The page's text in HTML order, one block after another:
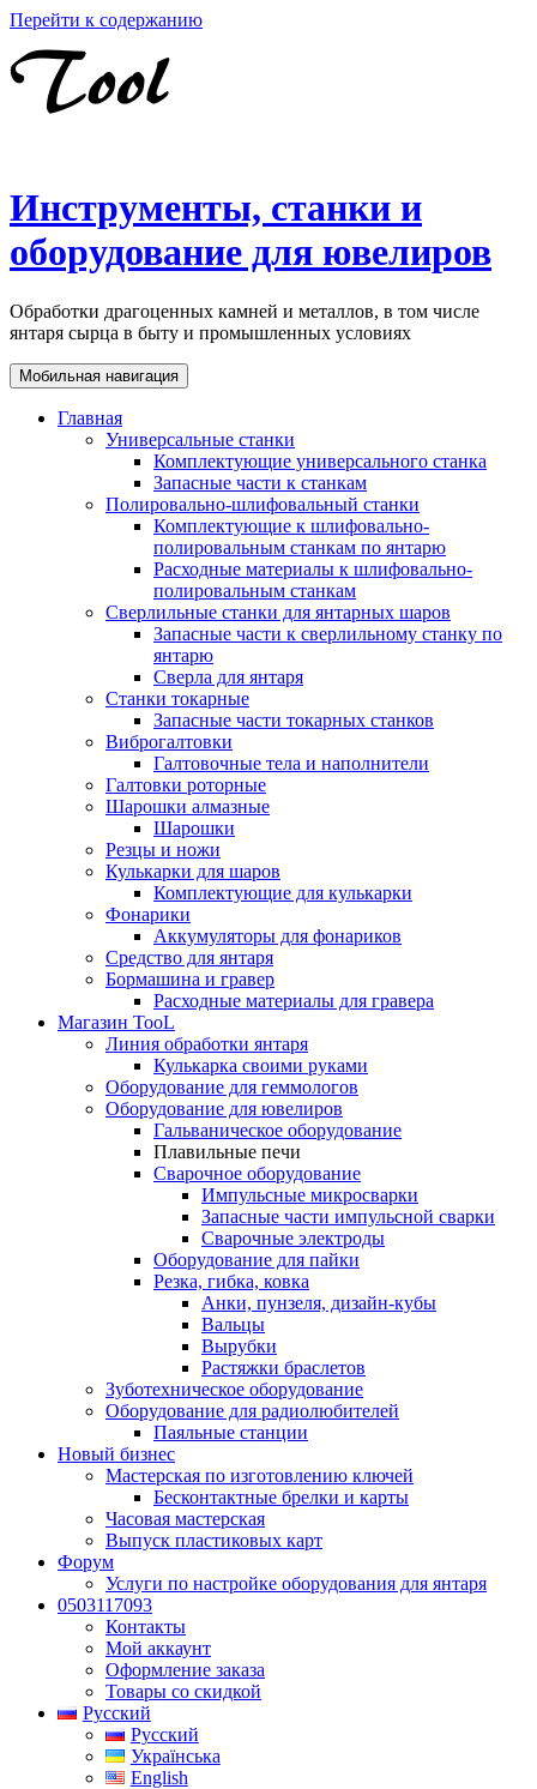
Перейти к содержанию
Инструменты, станки и
оборудование для ювелиров
Обработки драгоценных камней и металлов, в том числе
янтаря сырца в быту и промышленных условиях
Мобильная навигация
Главная
Универсальные станки
Комплектующие универсального станка
Запасные части к станкам
Полировально-шлифовальный станки
Комплектующие к шлифовально-
полировальным станкам по янтарю
Расходные материалы к шлифовально-
полировальным станкам
Сверлильные станки для янтарных шаров
Запасные части к сверлильному станку по
янтарю
Сверла для янтаря
Станки токарные
Запасные части токарных станков
Виброгалтовки
Галтовочные тела и наполнители
Галтовки роторные
Шарошки алмазные
Шарошки
Резцы и ножи
Кулькарки для шаров
Комплектующие для кулькарки
Фонарики
Аккумуляторы для фонариков
Средство для янтаря
Бормашина и гравер
Расходные материалы для гравера
Магазин TooL
Линия обработки янтаря
Кулькарка своими руками
Оборудование для геммологов
Оборудование для ювелиров
Гальваническое оборудование
Плавильные печи
Сварочное оборудование
Импульсные микросварки
Запасные части импульсной сварки
Сварочные электроды
Оборудование для пайки
Резка, гибка, ковка
Анки, пунзеля, дизайн-кубы
Вальцы
Вырубки
Растяжки браслетов
Зуботехническое оборудование
Оборудование для радиолюбителей
Паяльные станции
Новый бизнес
Мастерская по изготовлению ключей
Бесконтактные брелки и карты
Часовая мастерская
Выпуск пластиковых карт
Форум
Услуги по настройке оборудования для янтаря
0503117093
Контакты
Мой аккаунт
Оформление заказа
Товары со скидкой
Русский
Русский
Українська
English